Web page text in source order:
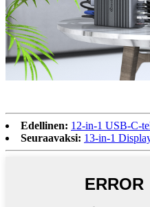
Edellinen: 12-in-1 USB-C-
Seuraavaksi: 13-in-1